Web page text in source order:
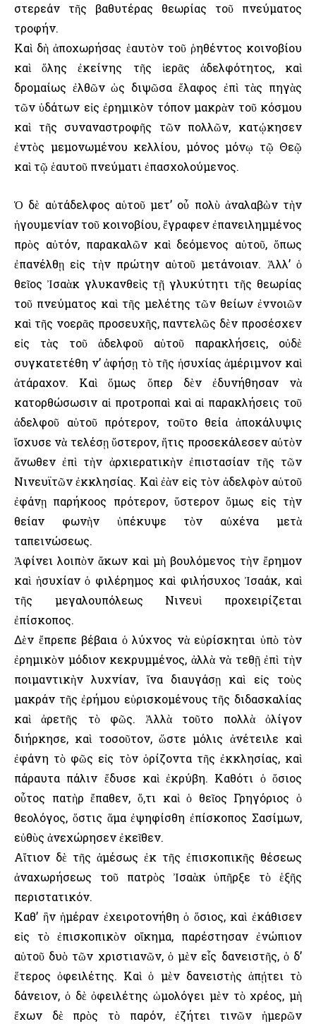
στερεάν τῆς βαθυτέρας θεωρίας τοῦ πνεύματος
τροφήν.
Καὶ δὴ ἀποχωρήσας ἑαυτὸν τοῦ ῥηθέντος κοινοβίου
καὶ ὅλης ἐκείνης τῆς ἱερᾶς ἀδελφότητος, καὶ
δρομαίως ἐλθῶν ὡς διψῶσα ἔλαφος ἐπὶ τὰς πηγὰς
τῶν ὑδάτων εἰς ἐρημικὸν τόπον μακρὰν τοῦ κόσμου
καὶ τῆς συναναστροφῆς τῶν πολλῶν, κατῴκησεν
ἐντὸς μεμονωμένου κελλίου, μόνος μόνῳ τῷ Θεῷ
καὶ τῷ ἑαυτοῦ πνεύματι ἐπασχολούμενος.
Ὁ δὲ αὐτάδελφος αὑτοῦ μετ’ οὖ πολὺ ἀναλαβὼν τὴν
ἡγουμενίαν τοῦ κοινοβίου, ἔγραφεν ἐπανειλημμένος
πρὸς αὐτόν, παρακαλῶν καὶ δεόμενος αὑτοῦ, ὅπως
ἐπανέλθῃ εἰς τὴν πρώτην αὑτοῦ μετάνοιαν. Ἀλλ’ ὁ
θεῖος Ἰσαὰκ γλυκανθεὶς τῇ γλυκύτητι τῆς θεωρίας
τοῦ πνεύματος καὶ τῆς μελέτης τῶν θείων ἐννοιῶν
καὶ τῆς νοερᾶς προσευχῆς, παντελῶς δὲν προσέσχεν
εἰς τὰς τοῦ ἀδελφοῦ αὑτοῦ παρακλήσεις, οὐδὲ
συγκατετέθη ν’ ἀφήσῃ τὸ τῆς ἡσυχίας ἀμέριμνον καὶ
ἀτάραχον. Καὶ ὅμως ὅπερ δὲν ἐδυνήθησαν νὰ
κατορθώσωσιν αἱ προτροπαὶ καὶ αἱ παρακλήσεις τοῦ
ἀδελφοῦ αὑτοῦ πρότερον, τοῦτο θεία ἀποκάλυψις
ἴσχυσε νὰ τελέσῃ ὕστερον, ἥτις προσεκάλεσεν αὐτὸν
ἄνωθεν ἐπὶ τὴν ἀρχιερατικὴν ἐπιστασίαν τῆς τῶν
Νινευϊτῶν ἐκκλησίας. Καὶ ἐὰν εἰς τὸν ἀδελφὸν αὑτοῦ
ἐφάνῃ παρήκοος πρότερον, ὕστερον ὅμως εἰς τὴν
θείαν φωνὴν ὑπέκυψε τὸν αὐχένα μετὰ
ταπεινώσεως.
Ἀφίνει λοιπὸν ἄκων καὶ μὴ βουλόμενος τὴν ἔρημον
καὶ ἡσυχίαν ὁ φιλέρημος καὶ φιλήσυχος Ἰσαάκ, καὶ
τῆς μεγαλουπόλεως Νινευὶ προχειρίζεται
ἐπίσκοπος.
Δὲν ἔπρεπε βέβαια ὁ λύχνος νὰ εὑρίσκηται ὑπὸ τὸν
ἐρημικὸν μόδιον κεκρυμμένος, ἀλλὰ νὰ τεθῇ ἐπὶ τὴν
ποιμαντικὴν λυχνίαν, ἵνα διαυγάσῃ καὶ εἰς τοὺς
μακράν τῆς ἐρήμου εὑρισκομένους τῆς διδασκαλίας
καὶ ἀρετῆς τὸ φῶς. Ἀλλὰ τοῦτο πολλὰ ὀλίγον
διήρκησε, καὶ τοσοῦτον, ὥστε μόλις ἀνέτειλε καὶ
ἐφάνη τὸ φῶς εἰς τὸν ὁρίζοντα τῆς ἐκκλησίας, καὶ
πάραυτα πάλιν ἔδυσε καὶ ἐκρύβη. Καθότι ὁ ὅσιος
οὗτος πατὴρ ἔπαθεν, ὅ,τι καὶ ὁ θεῖος Γρηγόριος ὁ
θεολόγος, ὅστις ἅμα ἐψηφίσθη ἐπίσκοπος Σασίμων,
εὐθὺς ἀνεχώρησεν ἐκεῖθεν.
Αἴτιον δὲ τῆς ἀμέσως ἐκ τῆς ἐπισκοπικῆς θέσεως
ἀναχωρήσεως τοῦ πατρὸς Ἰσαὰκ ὑπῆρξε τὸ ἑξῆς
περιστατικόν.
Καθ’ ἣν ἡμέραν ἐχειροτονήθη ὁ ὅσιος, καὶ ἐκάθισεν
εἰς τὸ ἐπισκοπικὸν οἴκημα, παρέστησαν ἐνώπιον
αὑτοῦ δυὸ τῶν χριστιανῶν, ὁ μὲν εἷς δανειστῆς, ὁ δ’
ἕτερος ὀφειλέτης. Καὶ ὁ μὲν δανειστὴς ἀπῄτει τὸ
δάνειον, ὁ δὲ ὀφειλέτης ὡμολόγει μὲν τὸ χρέος, μὴ
ἔχων δὲ πρὸς τὸ παρόν, ἐζήτει τινῶν ἡμερῶν